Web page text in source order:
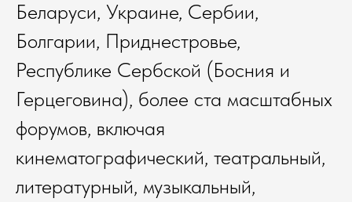
Беларуси, Украине, Сербии,
Болгарии, Приднестровье,
Республике Сербской (Босния и
Герцеговина), более ста масштабных
форумов, включая
кинематографический, театральный,
литературный, музыкальный,